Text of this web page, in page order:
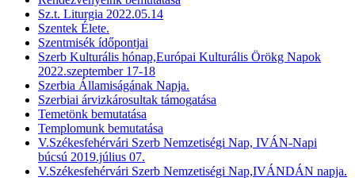
Sz.t. Liturgia 2022.05.14
Szentek Élete.
Szentmisék ídőpontjai
Szerb Kulturális hónap,Európai Kulturális Örökg Napok
2022.szeptember 17-18
Szerbia Államiságának Napja.
Szerbiai árvizkárosultak támogatása
Temetönk bemutatása
Templomunk bemutatása
V.Székesfehérvári Szerb Nemzetiségi Nap, IVÁN-Napi
búcsú 2019.július 07.
V.Székesfehérvári Szerb Nemzetiségi Nap,IVÁNDÁN napja.